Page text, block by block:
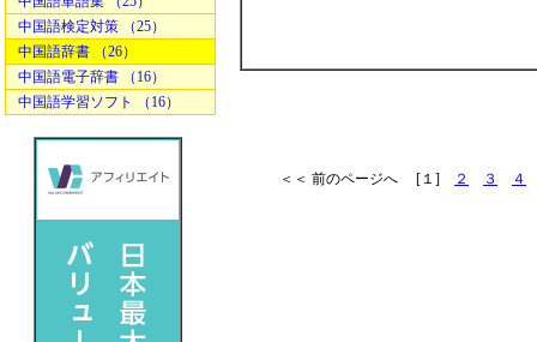
中国語検定対策 （25）
中国語辞書 （26）
中国語電子辞書 （16）
中国語学習ソフト （16）
＜＜ 前のページへ [１] ２ ３ ４